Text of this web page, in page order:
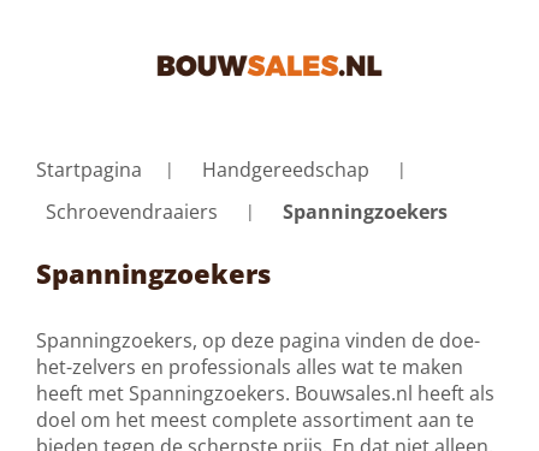
Startpagina
Handgereedschap
Schroevendraaiers
Spanningzoekers
Spanningzoekers
Spanningzoekers, op deze pagina vinden de doe-
het-zelvers en professionals alles wat te maken
heeft met Spanningzoekers. Bouwsales.nl heeft als
doel om het meest complete assortiment aan te
bieden tegen de scherpste prijs. En dat niet alleen,